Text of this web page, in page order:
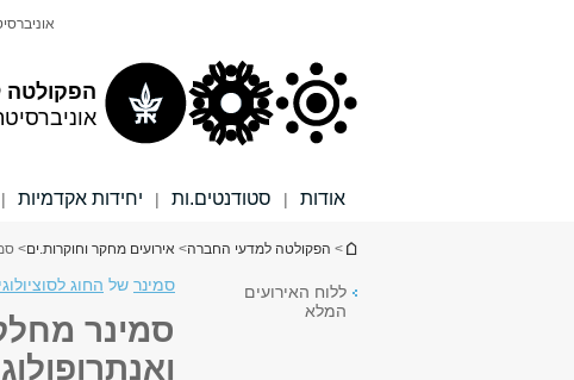
הפקולטה
אודות | סטודנטים.ות | יחידות אקדמיות |
הינך נמצא כאן
> הפקולטה למדעי החברה> אירועים מחקר וחוקרות.ים>
ללוח האירועים
המלא
סמינר של החוג
סמינר